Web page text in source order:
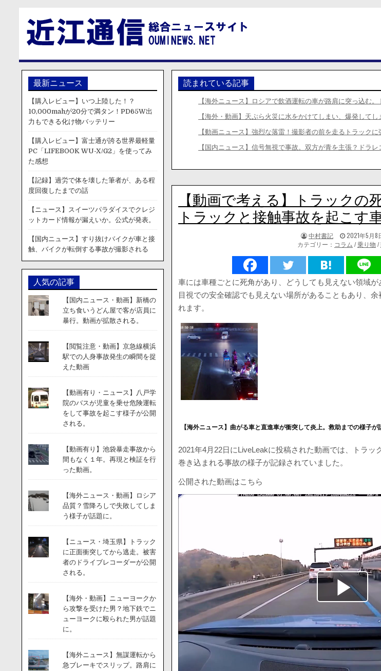
読まれている記事
【海外ニュース】ロシアで飲酒運転の車が路肩に突っ込む。
【海外・動画】天ぷら火災に水をかけてしまい、爆発してし
【動画ニュース】強烈な落雷！撮影者の前を走るトラック
【国内ニュース】信号無視で事故。双方が青を主張？ドラレ
【動画で考える】トラックの
トラックと接触事故を起こす
著
者:
中村書記
掲
載
日：
2021年5月8
カテゴリー： コラム /乗り物 /
車には車種ごとに死角があり、どうしても見えない領域が
目視での安全確認でも見えない場所があることもあり、
れます。
【海外ニュース】曲がる車と直進車が衝突して炎上。救助までの様子が
2021年4月22日にLiveLeakに投稿された動画では、トラッ
巻き込まれる事故の様子が記録されていました。
公開された動画はこちら
最新ニュース
【購入レビュー】いつ上陸した！？
10,000mahが20分で満タン！PD65W出
力もできる化け物バッテリー
【購入レビュー】富士通が誇る世界最軽量
PC「LIFEBOOK WU-X/G2」を使ってみ
た感想
【記録】過労で体を壊した筆者が、ある程
度回復したまでの話
【ニュース】スイーツパラダイスでクレジ
ットカード情報が漏えいか。公式が発表。
【国内ニュース】すり抜けバイクが車と接
触、バイクが転倒する事故が撮影される
人気の記事
【国内ニュース・動画】新橋の
立ち食いうどん屋で客が店員に
暴行。動画が拡散される。
【閲覧注意・動画】京急線横浜
駅での人身事故発生の瞬間を捉
えた動画
【動画有り・ニュース】八戸学
院のバスが児童を乗せ危険運転
をして事故を起こす様子が公開
される。
【動画有り】池袋暴走事故から
間もなく１年。再現と検証を行
った動画。
【海外ニュース・動画】ロシア
品質？雪降ろしで失敗してしま
う様子が話題に。
【ニュース・埼玉県】トラック
に正面衝突してから逃走。被害
者のドライブレコーダーが公開
される。
【海外・動画】ニューヨークか
ら攻撃を受けた男？地下鉄でニ
ューヨークに殴られた男が話題
に。
【海外ニュース】無謀運転から
急ブレーキでスリップ。路肩に